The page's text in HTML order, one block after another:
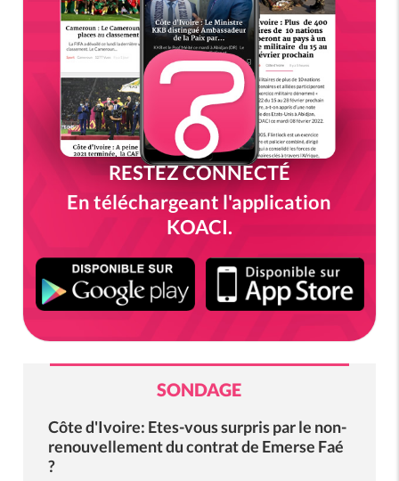
RESTEZ CONNECTÉ
En téléchargeant l'application
KOACI.
SONDAGE
Côte d'Ivoire: Etes-vous surpris par le non-
renouvellement du contrat de Emerse Faé
?